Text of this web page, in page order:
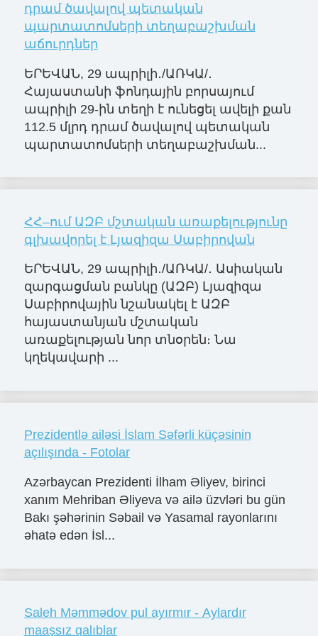
դրամ ծավալով պետական
պարտատոմսերի տեղաբաշխման
աճուրդներ
ԵՐԵՎԱՆ, 29 ապրիլի․/ԱՌԿԱ/․
Հայաստանի ֆոնդային բորսայում
ապրիլի 29-ին տեղի է ունեցել ավելի քան
112.5 մլրդ դրամ ծավալով պետական
պարտատոմսերի տեղաբաշխման...
ՀՀ–ում ԱԶԲ մշտական առաքելությունը
գլխավորել է Լյազիզա Սաբիրովան
ԵՐԵՎԱՆ, 29 ապրիլի․/ԱՌԿԱ/․ Ասիական
զարգացման բանկը (ԱԶԲ) Լյազիզա
Սաբիրովային նշանակել է ԱԶԲ
հայաստանյան մշտական
առաքելության նոր տնօրեն։ Նա
կղեկավարի ...
Prezidentlə ailəsi İslam Səfərli küçəsinin
açılışında - Fotolar
Azərbaycan Prezidenti İlham Əliyev, birinci
xanım Mehriban Əliyeva və ailə üzvləri bu gün
Bakı şəhərinin Səbail və Yasamal rayonlarını
əhatə edən İsl...
Saleh Məmmədov pul ayırmır - Aylardır
maaşsız qalıblar